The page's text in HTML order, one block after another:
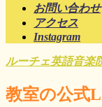
お問い合わせ
アクセス
Instagram
ルーチェ英語音楽
教室の公式